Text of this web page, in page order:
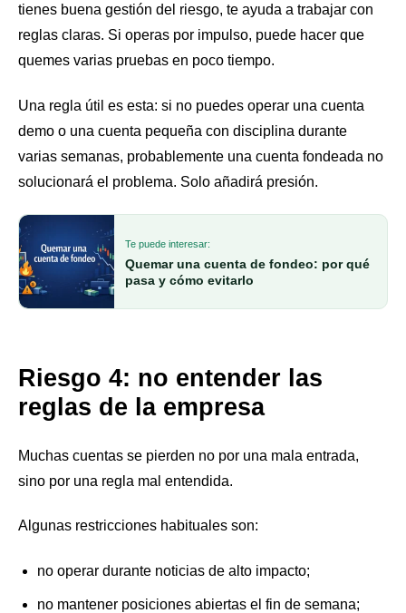
tienes buena gestión del riesgo, te ayuda a trabajar con
reglas claras. Si operas por impulso, puede hacer que
quemes varias pruebas en poco tiempo.
Una regla útil es esta: si no puedes operar una cuenta
demo o una cuenta pequeña con disciplina durante
varias semanas, probablemente una cuenta fondeada no
solucionará el problema. Solo añadirá presión.
Te puede interesar:
Quemar una cuenta de fondeo: por qué
pasa y cómo evitarlo
Riesgo 4: no entender las
reglas de la empresa
Muchas cuentas se pierden no por una mala entrada,
sino por una regla mal entendida.
Algunas restricciones habituales son:
no operar durante noticias de alto impacto;
no mantener posiciones abiertas el fin de semana;